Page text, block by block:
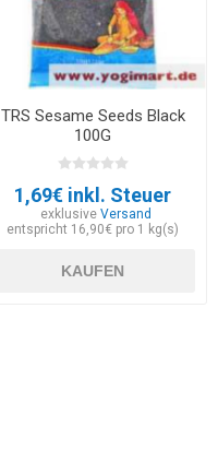
TRS Sesame Seeds Black
100G
1,69€ inkl. Steuer
exklusive Versand
entspricht 16,90€ pro 1 kg(s)
KAUFEN